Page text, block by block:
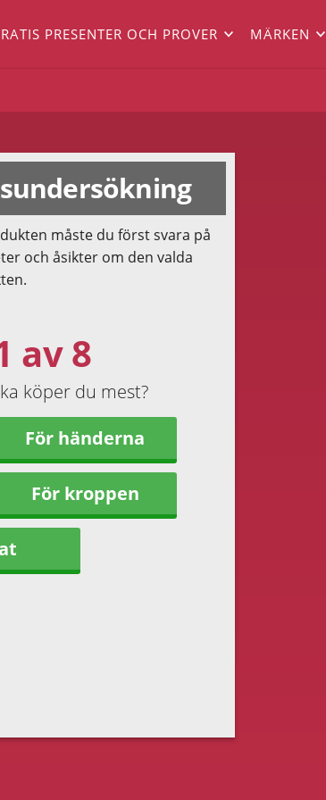
PRESENTER OCH PROVER MÄRKEN
måste du först svara på
och åsikter om den valda
av 8
köper du mest?
För händerna
För kroppen